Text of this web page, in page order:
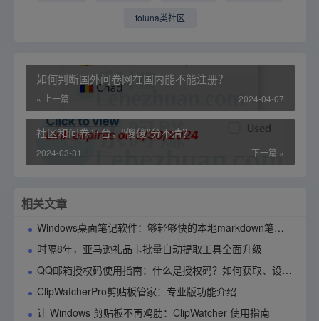
toluna类社区
如何判断国外问卷网在国内能不能注册？
« 上一篇 2024-04-07
社区和问卷平台，“傻傻”分不清？
下一篇 »
2024-03-31
相关文章
Windows桌面笔记软件：够轻够快的本地markdown笔记应用90notes使用指南
时隔8年，亚马逊礼品卡批量自动提取工具全面升级
QQ邮箱授权码使用指南：什么是授权码？如何获取、设置与管理？
ClipWatcherPro剪贴板管家：专业版功能介绍
让 Windows 剪贴板不再鸡肋：ClipWatcher 使用指南